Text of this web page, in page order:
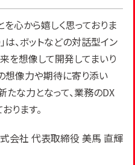
心から嬉しく思っておりま
は、ボットなどの対話型イン
を想像して開発してまいり
想像力や期待に寄り添い
たな力となって、業務のDX
ります。
会社 代表取締役 美馬 直輝